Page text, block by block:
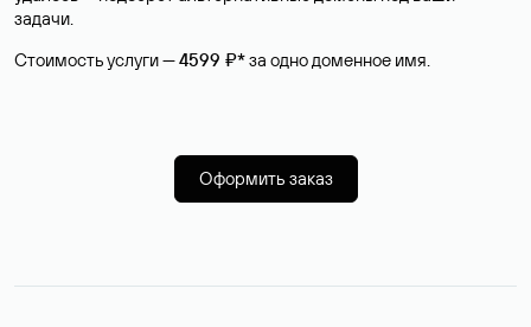
задачи.
Стоимость услуги —4599 ₽*за одно доменное имя.
Оформить заказ